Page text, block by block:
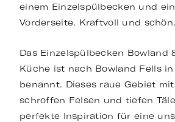
einem Einzelspülbecken und
Vorderseite. Kraftvoll und schön.
Das Einzelspülbecken Bowland
Küche ist nach Bowland Fells
benannt. Dieses raue Gebiet
schroffen Felsen und tiefen
perfekte Inspiration für eine